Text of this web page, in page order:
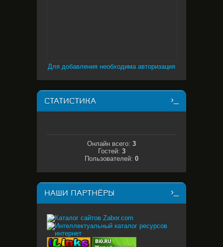
Для добавления необходима авторизация
СТАТИСТИКА
Онлайн всего: 3
Гостей: 3
Пользователей: 0
НАШИ ПАРТНЁРЫ